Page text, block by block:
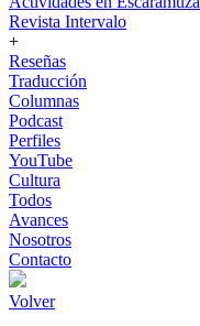
Revista Intervalo
+
Reseñas
Traducción
Columnas
Podcast
Perfiles
YouTube
Cultura
Todos
Avances
Nosotros
Contacto
Volver